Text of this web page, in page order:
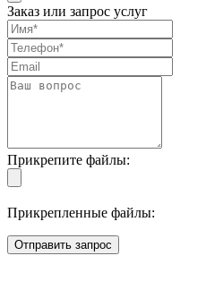
Заказ или запрос услуг
Прикрепите файлы:
Прикрепленные файлы:
Отправить запрос